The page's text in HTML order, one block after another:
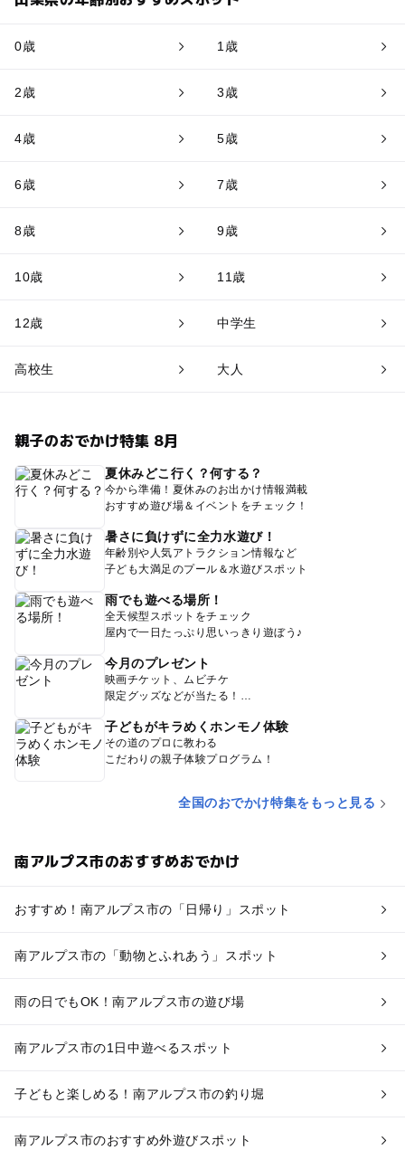
0歳 1歳
2歳 3歳
4歳 5歳
6歳 7歳
8歳 9歳
10歳 11歳
12歳 中学生
高校生 大人
親子のおでかけ特集 8月
夏休みどこ行く？何する？
今から準備！夏休みのお出かけ情報満載
おすすめ遊び場＆イベントをチェック！
暑さに負けずに全力水遊び！
年齢別や人気アトラクション情報など
子ども大満足のプール＆水遊びスポット
雨でも遊べる場所！
全天候型スポットをチェック
屋内で一日たっぷり思いっきり遊ぼう♪
今月のプレゼント
映画チケット、ムビチケ
限定グッズなどが当たる！
子どもがキラめくホンモノ体験
その道のプロに教わる
こだわりの親子体験プログラム！
全国のおでかけ特集をもっと見る
南アルプス市のおすすめおでかけ
おすすめ！南アルプス市の「日帰り」スポット
南アルプス市の「動物とふれあう」スポット
雨の日でもOK！南アルプス市の遊び場
南アルプス市の1日中遊べるスポット
子どもと楽しめる！南アルプス市の釣り堀
南アルプス市のおすすめ外遊びスポット